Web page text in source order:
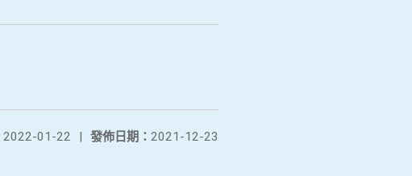
發佈日期： 2021-12-23
2022-01-22 |